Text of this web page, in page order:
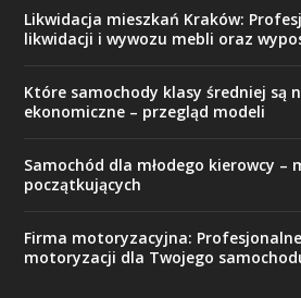
Likwidacja mieszkań Kraków:
likwidacji i wywozu mebli oraz
Które samochody klasy średniej są
ekonomiczne – przegląd modeli
Samochód dla młodego kierowcy –
początkujących
Firma motoryzacyjna:
motoryzacji dla Twojego